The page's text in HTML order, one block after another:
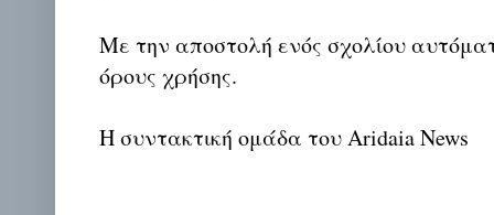
Με την αποστολή ενός σχολίου
όρους χρήσης.
Η συντακτική ομάδα του Aridaia News